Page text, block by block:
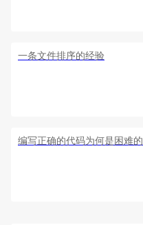
一条文件排序的经验
编写正确的代码为何是困难的